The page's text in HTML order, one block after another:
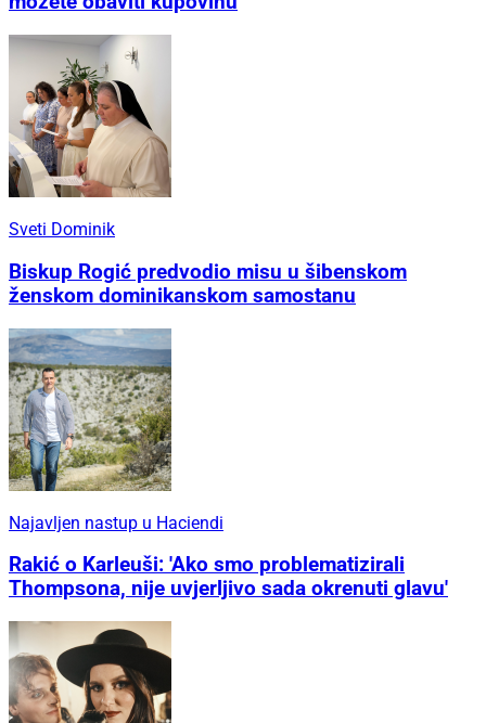
Sveti Dominik
Biskup Rogić predvodio misu u šibenskom
ženskom dominikanskom samostanu
Najavljen nastup u Haciendi
Rakić o Karleuši: 'Ako smo problematizirali
Thompsona, nije uvjerljivo sada okrenuti glavu'